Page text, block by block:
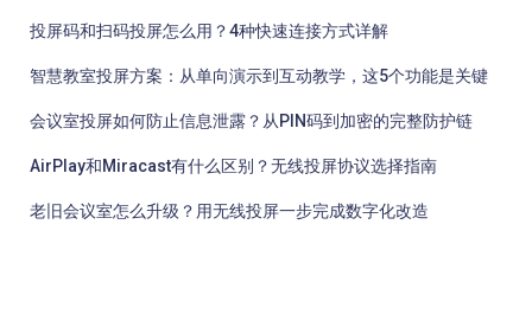
分
页
投屏码和扫码投屏怎么用？4种快速连接方式详解
智慧教室投屏方案：从单向演示到互动教学，这5个功能是关键
会议室投屏如何防止信息泄露？从PIN码到加密的完整防护链
AirPlay和Miracast有什么区别？无线投屏协议选择指南
老旧会议室怎么升级？用无线投屏一步完成数字化改造